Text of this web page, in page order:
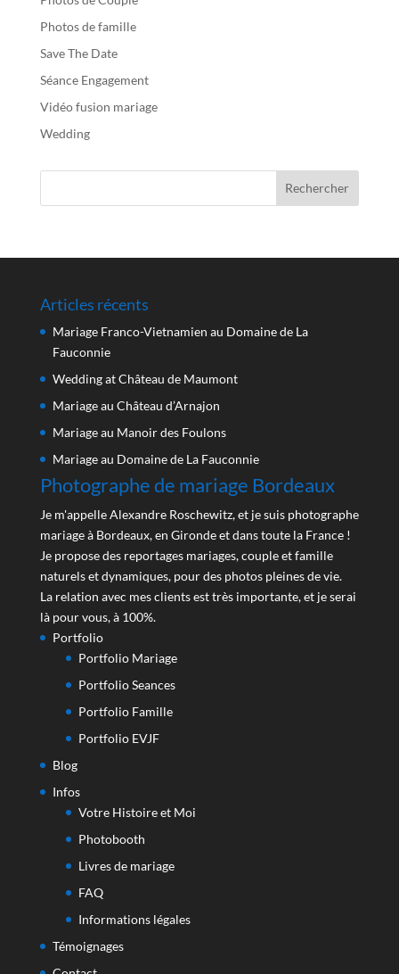
Photos de famille
Save The Date
Séance Engagement
Vidéo fusion mariage
Wedding
Articles récents
Mariage Franco-Vietnamien au Domaine de La
Fauconnie
Wedding at Château de Maumont
Mariage au Château d’Arnajon
Mariage au Manoir des Foulons
Mariage au Domaine de La Fauconnie
Photographe de mariage Bordeaux
Je m'appelle Alexandre Roschewitz, et je suis photographe
mariage à Bordeaux, en Gironde et dans toute la France !
Je propose des reportages mariages, couple et famille
naturels et dynamiques, pour des photos pleines de vie.
La relation avec mes clients est très importante, et je serai
là pour vous, à 100%.
Portfolio
Portfolio Mariage
Portfolio Seances
Portfolio Famille
Portfolio EVJF
Blog
Infos
Votre Histoire et Moi
Photobooth
Livres de mariage
FAQ
Informations légales
Témoignages